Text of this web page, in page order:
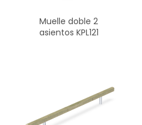
Muelle doble 2
asientos KPL121